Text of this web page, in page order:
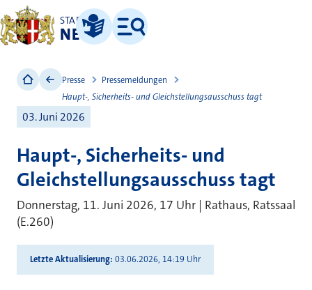
STADT
NEUSS
Leichte Sprache
Menü
Presse
Pressemeldungen
Haupt-, Sicherheits- und Gleichstellungsausschuss tagt
03. Juni 2026
Haupt-, Sicherheits- und
Gleichstellungsausschuss tagt
Donnerstag, 11. Juni 2026, 17 Uhr | Rathaus, Ratssaal
(E.260)
Letzte Aktualisierung 03.06.2026, 14:19 Uhr